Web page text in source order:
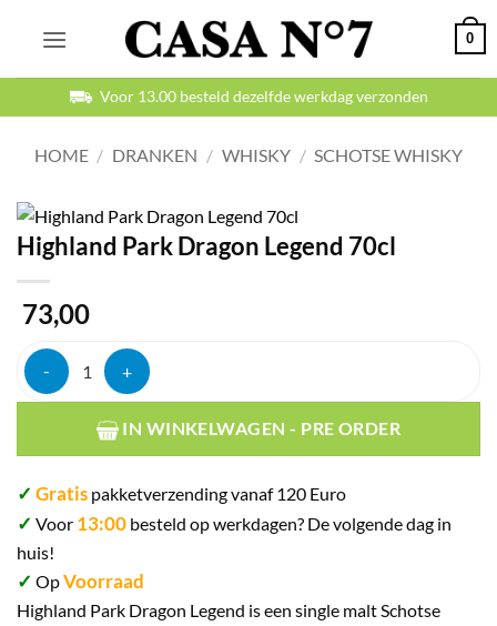
0
Betaal veilig en achteraf
HOME / DRANKEN / WHISKY / SCHOTSE WHISKY
Highland Park Dragon Legend 70cl
73,00
Highland Park Dragon Legend 70cl aantal
IN WINKELWAGEN - PRE ORDER
✓ Gratis pakketverzending vanaf 120 Euro
✓ Voor 13:00 besteld op werkdagen? De volgende dag in
huis!
✓ OpVoorraad
Highland Park Dragon Legend is een single malt Schotse